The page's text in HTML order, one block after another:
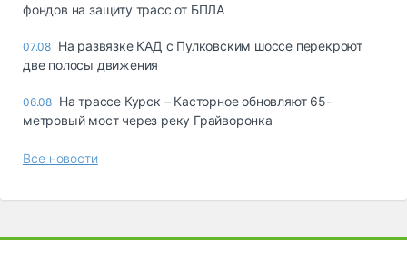
фондов на защиту трасс от БПЛА
07.08 На развязке КАД с Пулковским шоссе перекроют
две полосы движения
06.08 На трассе Курск – Касторное обновляют 65-
метровый мост через реку Грайворонка
Все новости